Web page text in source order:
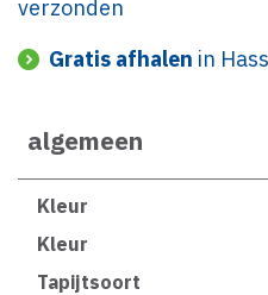
verzonden
Gratis afhalen in
algemeen
Kleur
Kleur
Tapijtsoort